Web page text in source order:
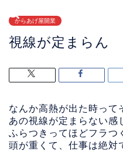
からあげ屋開業
視線が定まらん
なんか高熱が出た時って
あの視線が定まらない感
ふらつきってほどフラつ
頭が重くて、仕事は絶対